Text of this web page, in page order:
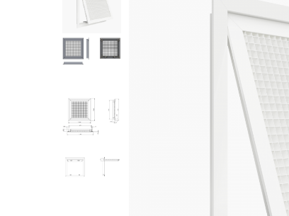
Furtun Evacuare
Igienizare si intretinere AC
Suporti/Console
Teava cupru
Fitinguri Tubulatura